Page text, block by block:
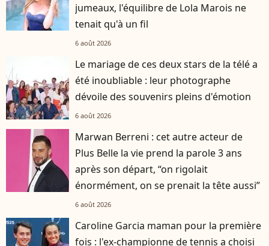
jumeaux, l'équilibre de Lola Marois ne
tenait qu'à un fil
6 août 2026
Le mariage de ces deux stars de la télé a
été inoubliable : leur photographe
dévoile des souvenirs pleins d'émotion
6 août 2026
Marwan Berreni : cet autre acteur de
Plus Belle la vie prend la parole 3 ans
après son départ, “on rigolait
énormément, on se prenait la tête aussi”
6 août 2026
Caroline Garcia maman pour la première
fois : l'ex-championne de tennis a choisi